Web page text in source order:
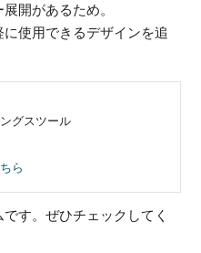
開があるため。
使用できるデザインを追
グスツール
ら
す。ぜひチェックしてく